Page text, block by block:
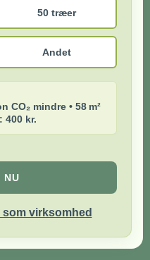
50 træer
Andet
CO₂ mindre • 58 m²
400 kr.
NU
virksomhed